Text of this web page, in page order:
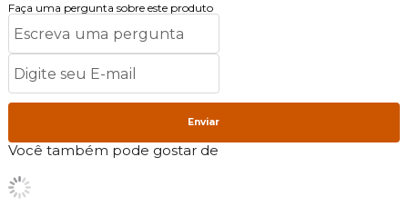
Faça uma pergunta sobre este produto
Enviar
Você também pode gostar de